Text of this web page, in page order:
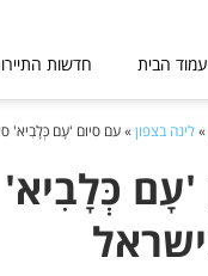
עמוד הבית חדשות
»לינה בצפון»עם סיום 'עָם כְּלָבִיא'
'עָם